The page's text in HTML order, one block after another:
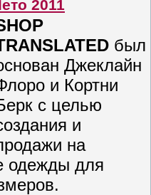
2011
был
Джеклайн
и Кортни
с целью
и
на
одежды для